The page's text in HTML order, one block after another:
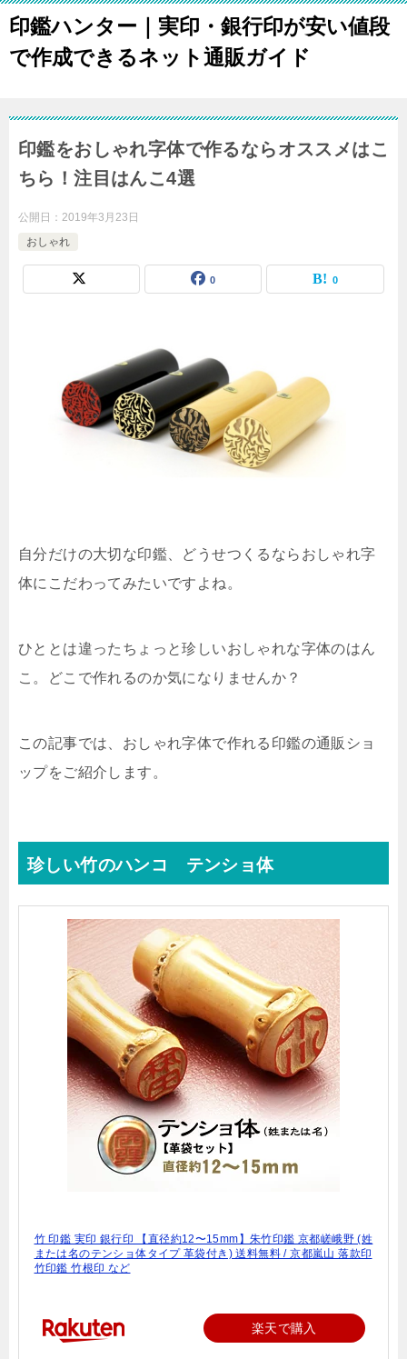
印鑑ハンター｜実印・銀行印が安い値段
で作成できるネット通販ガイド
印鑑をおしゃれ字体で作るならオススメはこ
ちら！注目はんこ4選
公開日： 2019年3月23日
おしゃれ
0 0
自分だけの大切な印鑑、どうせつくるならおしゃれ字
体にこだわってみたいですよね。
ひととは違ったちょっと珍しいおしゃれな字体のはん
こ。どこで作れるのか気になりませんか？
この記事では、おしゃれ字体で作れる印鑑の通販ショ
ップをご紹介します。
珍しい竹のハンコ テンショ体
竹 印鑑 実印 銀行印 【直径約12〜15mm】朱竹印鑑 京都嵯峨野 (姓
または名のテンショ体タイプ 革袋付き) 送料無料 / 京都嵐山 落款印
竹印鑑 竹根印 など
楽天で購入